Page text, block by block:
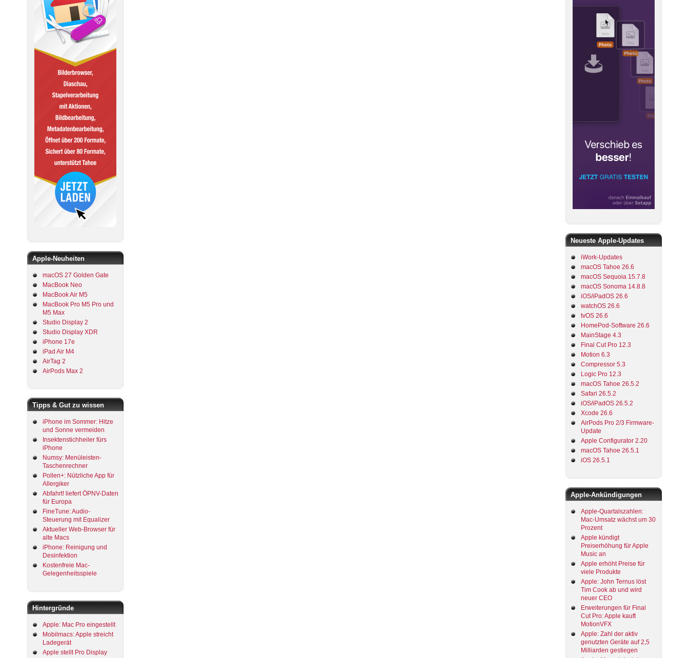
Apple-Neuheiten
macOS 27 Golden Gate
MacBook Neo
MacBook Air M5
MacBook Pro M5 Pro und
M5 Max
Studio Display 2
Studio Display XDR
iPhone 17e
iPad Air M4
AirTag 2
AirPods Max 2
Tipps & Gut zu wissen
iPhone im Sommer: Hitze
und Sonne vermeiden
Insektenstichheiler fürs
iPhone
Numsy: Menüleisten-
Taschenrechner
Pollen+: Nützliche App für
Allergiker
Abfahrt! liefert ÖPNV-Daten
für Europa
FineTune: Audio-
Steuerung mit Equalizer
Aktueller Web-Browser für
alte Macs
iPhone: Reinigung und
Desinfektion
Kostenfreie Mac-
Gelegenheitsspiele
Hintergründe
Apple: Mac Pro eingestellt
Mobilmacs: Apple streicht
Ladegerät
Apple stellt Pro Display
Neueste Apple-Updates
iWork-Updates
macOS Tahoe 26.6
macOS Sequoia 15.7.8
macOS Sonoma 14.8.8
iOS/iPadOS 26.6
watchOS 26.6
tvOS 26.6
HomePod-Software 26.6
MainStage 4.3
Final Cut Pro 12.3
Motion 6.3
Compressor 5.3
Logic Pro 12.3
macOS Tahoe 26.5.2
Safari 26.5.2
iOS/iPadOS 26.5.2
Xcode 26.6
AirPods Pro 2/3 Firmware-
Update
Apple Configurator 2.20
macOS Tahoe 26.5.1
iOS 26.5.1
Apple-Ankündigungen
Apple-Quartalszahlen:
Mac-Umsatz wächst um 30
Prozent
Apple kündigt
Preiserhöhung für Apple
Music an
Apple erhöht Preise für
viele Produkte
Apple: John Ternus löst
Tim Cook ab und wird
neuer CEO
Erweiterungen für Final
Cut Pro: Apple kauft
MotionVFX
Apple: Zahl der aktiv
genutzten Geräte auf 2,5
Milliarden gestiegen